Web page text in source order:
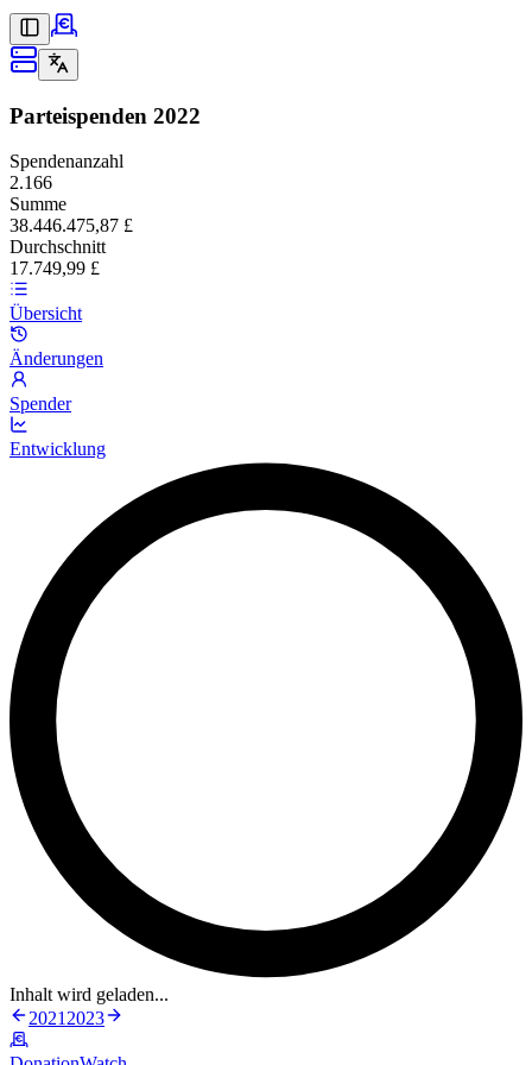
Parteispenden 2022
Spendenanzahl
2.166
Summe
38.446.475,87 £
Durchschnitt
17.749,99 £
Übersicht
Änderungen
Spender
Entwicklung
Inhalt wird geladen...
2021 2023